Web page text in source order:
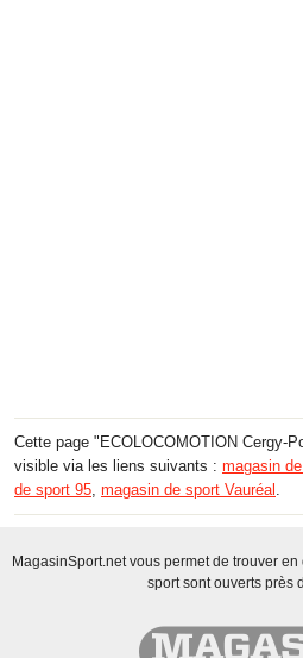
Cette page "ECOLOCOMOTION Cergy-
visible via les liens suivants : magasin
de sport 95, magasin de sport Vauréal .
MagasinSport.net vous permet de trouver
sport sont ouverts près